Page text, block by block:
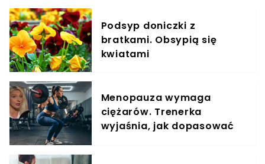
Podsyp doniczki z
bratkami. Obsypią się
kwiatami
Menopauza wymaga
ciężarów. Trenerka
wyjaśnia, jak dopasować